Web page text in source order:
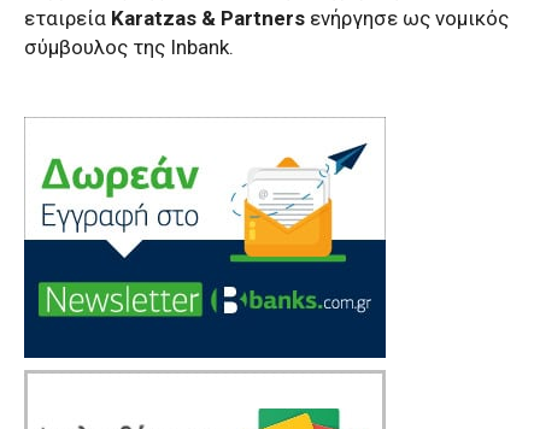
εταιρεία Karatzas & Partners ενήργησε ως νομικός
σύμβουλος της Inbank.